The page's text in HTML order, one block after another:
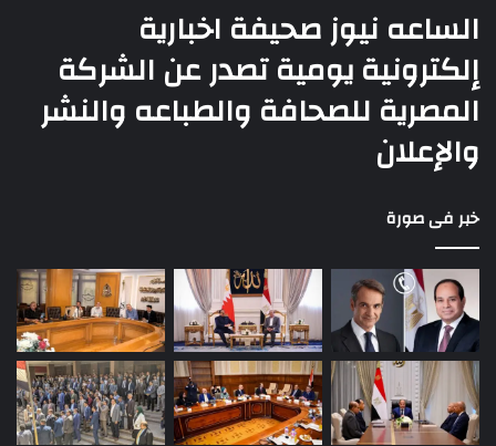
الساعه نيوز صحيفة اخبارية
إلكترونية يومية تصدر عن الشركة
المصرية للصحافة والطباعه والنشر
والإعلان
خبر فى صورة